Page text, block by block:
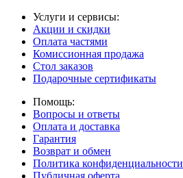
Услуги и сервисы:
Акции и скидки
Оплата частями
Комиссионная продажа
Стол заказов
Подарочные сертификаты
Помощь:
Вопросы и ответы
Оплата и доставка
Гарантия
Возврат и обмен
Политика конфиденциальности
Публичная оферта